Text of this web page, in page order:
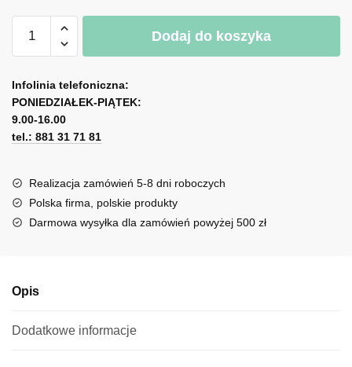
Plakat
żółtymi
kleksami
Dodaj do koszyka
l
t
e
r
a
t
i
Infolinia telefoniczna:
PONIEDZIAŁEK-PIĄTEK:
9.00-16.00
tel.: 881 31 71 81
Realizacja zamówień 5-8 dni roboczych
Polska firma, polskie produkty
Darmowa wysyłka dla zamówień powyżej 500 zł
Opis
Dodatkowe informacje